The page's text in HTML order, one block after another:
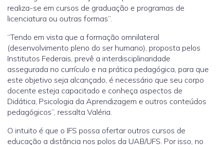
realiza-se em cursos de graduação e programas de
licenciatura ou outras formas”.
“Tendo em vista que a formação omnilateral
(desenvolvimento pleno do ser humano), proposta pelos
Institutos Federais, prevê a interdisciplinaridade
assegurada no currículo e na prática pedagógica, para que
este objetivo seja alcançado, é necessário que seu corpo
docente esteja capacitado e conheça aspectos de
Didática, Psicologia da Aprendizagem e outros conteúdos
pedagógicos”, ressalta Valéria.
O intuito é que o IFS possa ofertar outros cursos de
educação a distância nos polos da UAB/UFS. Por isso, no